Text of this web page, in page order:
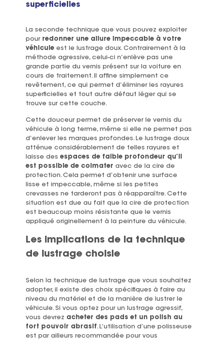
superficielles
La seconde technique que vous pouvez exploiter
pour redonner une allure impeccable à votre
véhiculeest le lustrage doux. Contrairement à la
méthode agressive, celui-ci n’enlève pas une
grande partie du vernis présent sur la voiture en
cours de traitement. Il affine simplement ce
revêtement, ce qui permet d’éliminer les rayures
superficielles et tout autre défaut léger qui se
trouve sur cette couche.
Cette douceur permet de préserver le vernis du
véhicule à long terme, même si elle ne permet pas
d’enlever les marques profondes. Le lustrage doux
atténue considérablement de telles rayures et
laisse des espaces de faible profondeur qu’il
est possible de colmater avec de la cire de
protection. Cela permet d’obtenir une surface
lisse et impeccable, même si les petites
crevasses ne tarderont pas à réapparaître. Cette
situation est due au fait que la cire de protection
est beaucoup moins résistante que le vernis
appliqué originellement à la peinture du véhicule.
Les implications de la technique
de lustrage choisie
Selon la technique de lustrage que vous souhaitez
adopter, il existe des choix spécifiques à faire au
niveau du matériel et de la manière de lustrer le
véhicule. Si vous optez pour un lustrage agressif,
vous devrez acheter des pads et un polish au
fort pouvoir abrasif. L’utilisation d’une polisseuse
est par ailleurs recommandée pour vous